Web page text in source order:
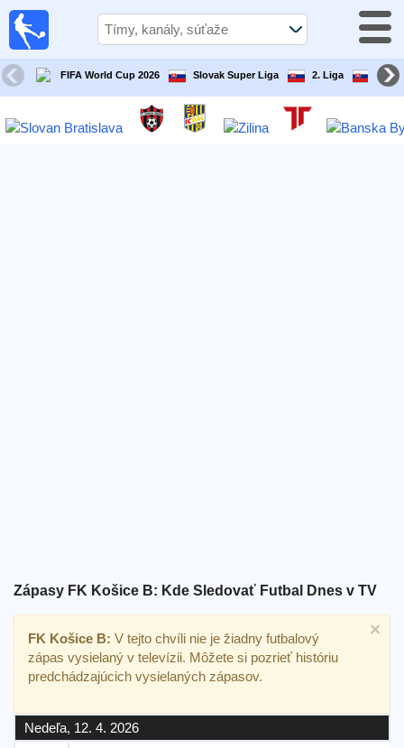
FIFA World Cup 2026 Slovak Super Liga 2. Liga
Zápasy FK Košice B: Kde Sledovať Futbal Dnes v TV
×
FK Košice B: V tejto chvíli nie je žiadny futbalový
zápas vysielaný v televízii. Môžete si pozrieť históriu
predchádzajúcich vysielaných zápasov.
Nedeľa, 12. 4. 2026
Futbal
Televízny
sprievodca